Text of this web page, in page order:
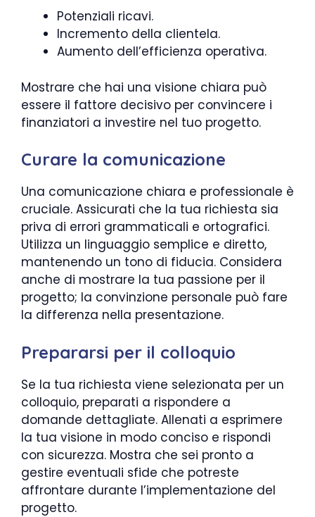
Potenziali ricavi.
Incremento della clientela.
Aumento dell’efficienza operativa.
Mostrare che hai una visione chiara può
essere il fattore decisivo per convincere i
finanziatori a investire nel tuo progetto.
Curare la comunicazione
Una comunicazione chiara e professionale è
cruciale. Assicurati che la tua richiesta sia
priva di errori grammaticali e ortografici.
Utilizza un linguaggio semplice e diretto,
mantenendo un tono di fiducia. Considera
anche di mostrare la tua passione per il
progetto; la convinzione personale può fare
la differenza nella presentazione.
Prepararsi per il colloquio
Se la tua richiesta viene selezionata per un
colloquio, preparati a rispondere a
domande dettagliate. Allenati a esprimere
la tua visione in modo conciso e rispondi
con sicurezza. Mostra che sei pronto a
gestire eventuali sfide che potreste
affrontare durante l’implementazione del
progetto.